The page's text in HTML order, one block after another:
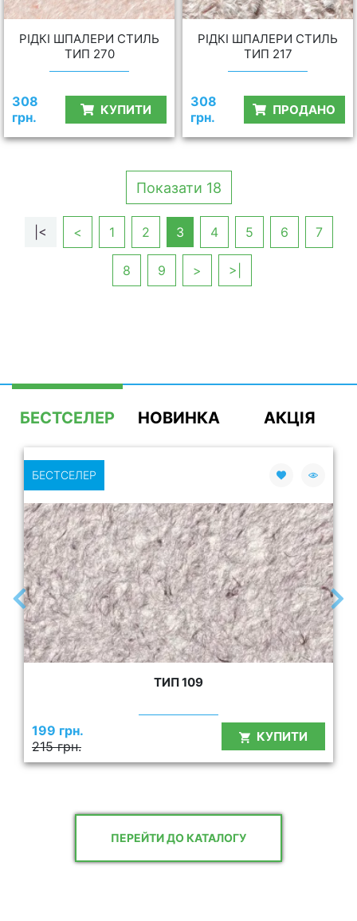
РІДКІ ШПАЛЕРИ СТИЛЬ
ТИП 270
308
грн.
КУПИТИ
РІДКІ ШПАЛЕРИ СТИЛЬ
ТИП 217
308
грн.
ПРОДАНО
Показати 18
|< < 1 2 3 4 5 6 7
8 9 > >|
БЕСТСЕЛЕР НОВИНКА АКЦІЯ
БЕСТСЕЛЕР
ТИП 109
215 грн.
199 грн. КУПИТИ
ПЕРЕЙТИ ДО КАТАЛОГУ